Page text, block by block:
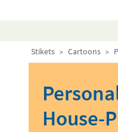
Stikets Cartoons
House-